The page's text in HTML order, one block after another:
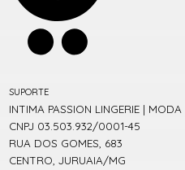
SUPORTE
INTIMA PASSION LINGERIE |
CNPJ 03.503.932/0001-45
RUA DOS GOMES, 683
CENTRO, JURUAIA/MG